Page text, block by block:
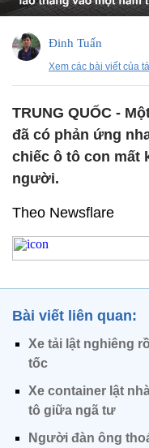
Đinh Tuấn
Xem các bài viết của
TRUNG QUỐC -
đã có phản ứng
chiếc ô tô con mất
người.
Theo Newsflare
Bài viết liên quan:
Xe tải lật nghiêng
tốc
Xe container lật
tô giữa ngã tư
Người đàn ông